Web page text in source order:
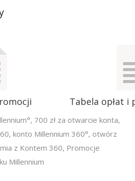
Tabela opłat i
, 700 zł za otwarcie konta,
, konto Millennium 360°, otwórz
z Kontem 360, Promocje
Millennium